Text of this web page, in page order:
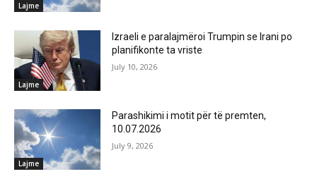
Lajme
Lajme
Izraeli e paralajmëroi Trumpin se Irani po
planifikonte ta vriste
July 10, 2026
Lajme
Parashikimi i motit për të premten,
10.07.2026
July 9, 2026